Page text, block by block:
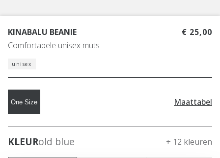
KINABALU BEANIE
Comfortabele unisex muts
€ 25,00
unisex
One Size Maattabel
KLEURold blue + 12 kleuren